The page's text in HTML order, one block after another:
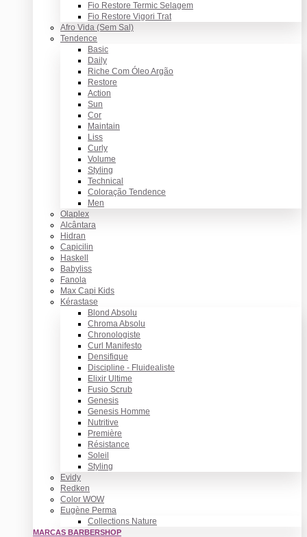
Fio Restore Termic Selagem
Fio Restore Vigori Trat
Afro Vida (Sem Sal)
Tendence
Basic
Daily
Riche Com Óleo Argão
Restore
Action
Sun
Cor
Maintain
Liss
Curly
Volume
Styling
Technical
Coloração Tendence
Men
Olaplex
Alcântara
Hidran
Capicilin
Haskell
Babyliss
Fanola
Max Capi Kids
Kérastase
Blond Absolu
Chroma Absolu
Chronologiste
Curl Manifesto
Densifique
Discipline - Fluidealiste
Elixir Ultime
Fusio Scrub
Genesis
Genesis Homme
Nutritive
Première
Résistance
Soleil
Styling
Evidy
Redken
Color WOW
Eugène Perma
Collections Nature
MARCAS BARBERSHOP